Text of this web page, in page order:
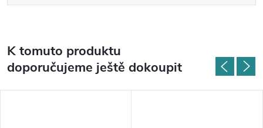
K tomuto produktu
doporučujeme ještě dokoupit